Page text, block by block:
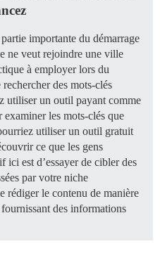
importante du démarrage
ne veut rejoindre une ville
à employer lors du
des mots-clés
utiliser un outil payant comme
examiner les mots-clés que
utiliser un outil gratuit
ce que les gens
ici est d’essayer de cibler des
par votre niche
rédiger le contenu de manière
des informations